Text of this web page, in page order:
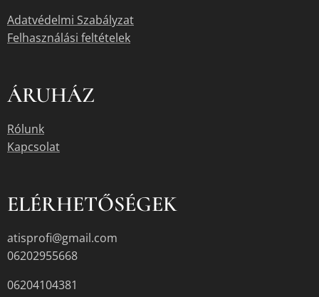
Adatvédelmi Szabályzat
Felhasználási feltételek
ÁRUHÁZ
Rólunk
Kapcsolat
ELÉRHETŐSÉGEK
atisprofi@gmail.com
06202955668
06204104381